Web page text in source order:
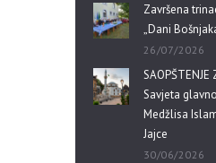
Završena
„Dani
26/07/2026
SAOPŠTENJE
Savjeta
Medžlisa
Jajce
30/06/2026